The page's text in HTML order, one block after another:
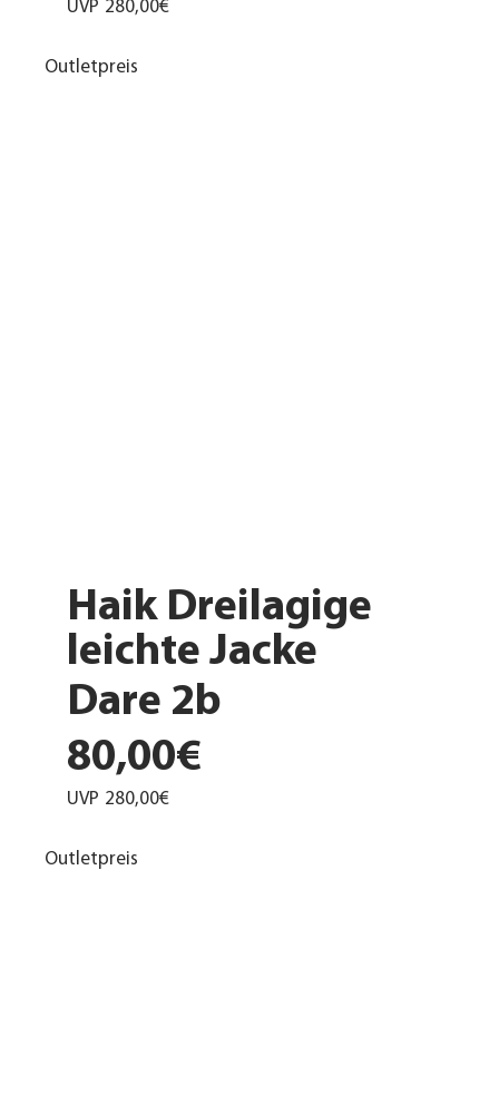
UVP 280,00€
Haik Dreilagige
leichte Jacke
Dare 2b
80,00€
UVP 280,00€
Outletpreis
Outletpreis